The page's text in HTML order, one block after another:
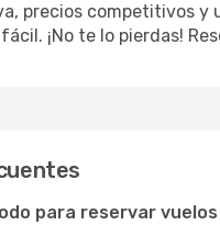
precios competitivos y
¡No te lo pierdas!
para reservar